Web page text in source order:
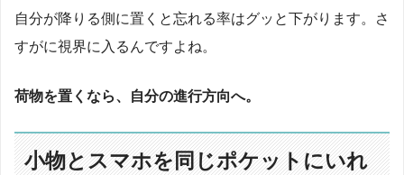
自分が降りる側に置くと忘れる率はグッと下がります。さ
すがに視界に入るんですよね。
荷物を置くなら、自分の進行方向へ。
小物とスマホを同じポケットにいれ